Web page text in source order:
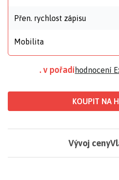
Přen. rychlost zápisu
Mobilita
. v pořadí hodnocení
KOUPIT NA
Vývoj ceny